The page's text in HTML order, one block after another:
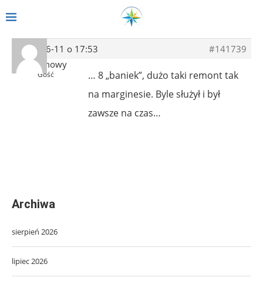
2014-06-11 o 17:53
#141739
Anonimowy
Gość
… 8 „baniek”, dużo taki remont tak
na marginesie. Byle służył i był
zawsze na czas…
Archiwa
sierpień 2026
lipiec 2026